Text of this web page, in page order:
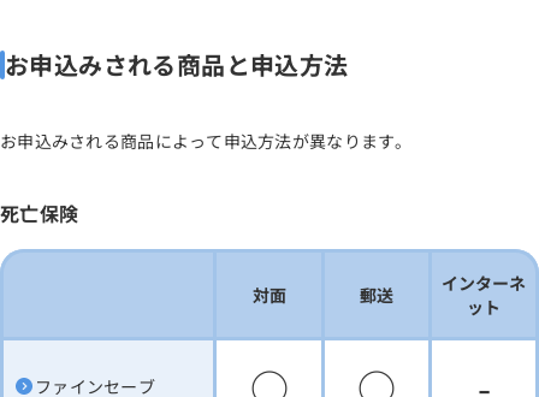
お申込みされる商品と申込方法
お申込みされる商品によって申込方法が異なります。
死亡保険
対面 郵送
インターネ
ット
ファインセーブ